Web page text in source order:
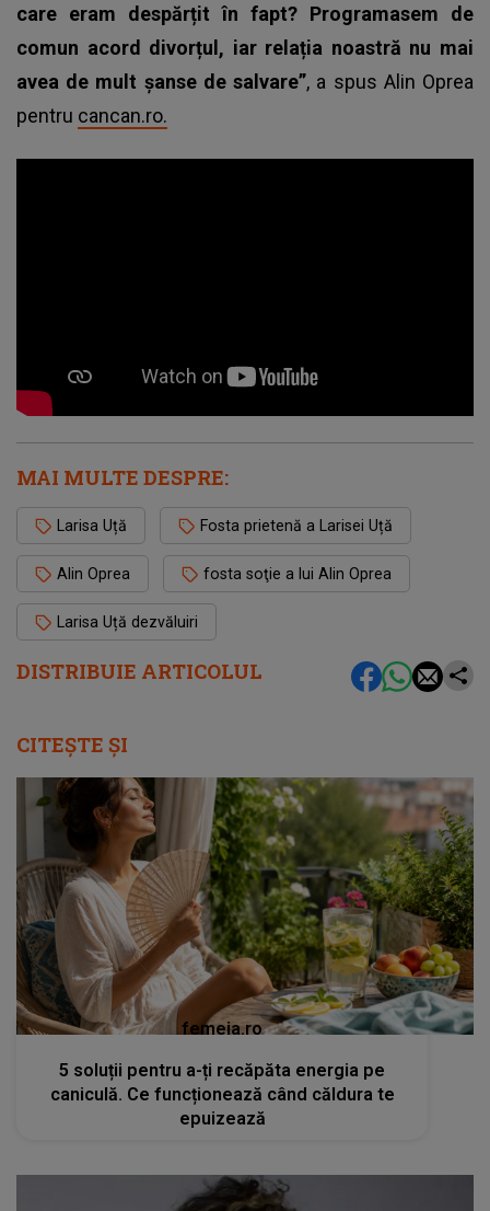
DISTRIBUIE ARTICOLUL
care eram despărțit în fapt? Programasem de
comun acord divorțul, iar relația noastră nu mai
avea de mult șanse de salvare”, a spus Alin Oprea
pentru cancan.ro.
MAI MULTE DESPRE:
Larisa Uță Fosta prietenă a Larisei Uță
Alin Oprea fosta soţie a lui Alin Oprea
Larisa Uță dezvăluiri
CITEȘTE ȘI
femeia.ro
5 soluții pentru a-ți recăpăta energia pe
caniculă. Ce funcționează când căldura te
epuizează